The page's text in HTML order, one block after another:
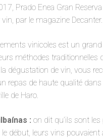
Prado Enea Gran
par le magazine Decanter.
vinicoles est un
méthodes traditionnelles
dégustation de vin, vous
repas de haute qualité dans
de Haro.
: on dit qu’ils sont
le début, leurs vins pouvaient